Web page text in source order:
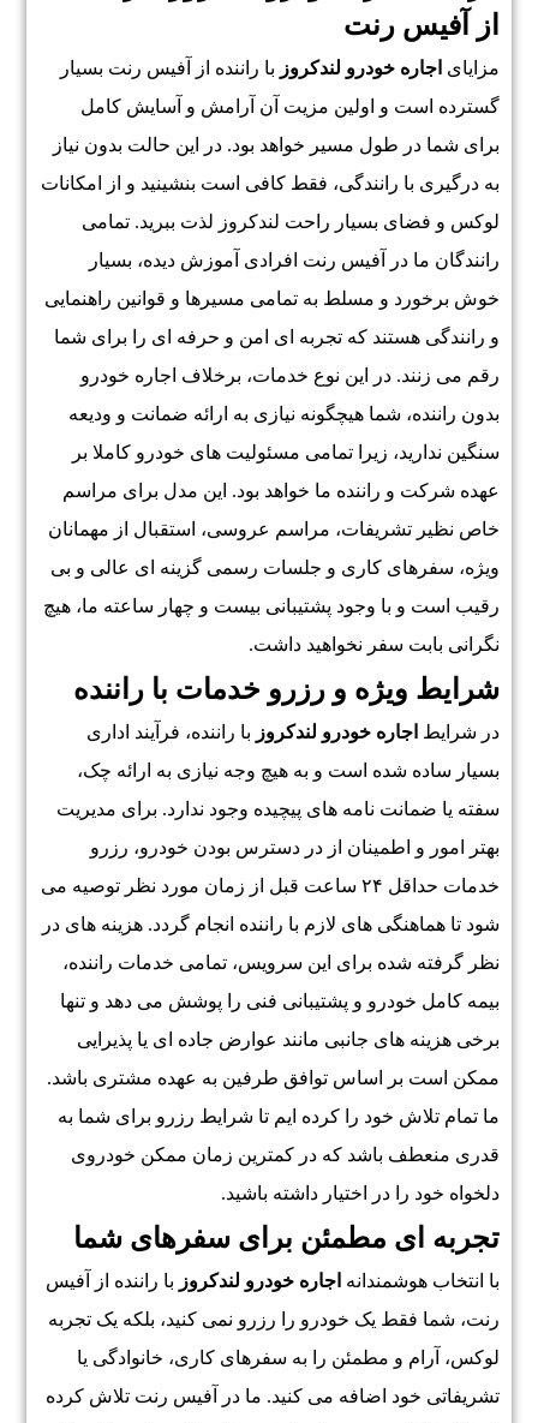
از آفیس رنت
مزایای اجاره خودرو لندکروز با راننده از آفیس رنت بسیار
گسترده است و اولین مزیت آن آرامش و آسایش کامل
برای شما در طول مسیر خواهد بود. در این حالت بدون نیاز
به درگیری با رانندگی، فقط کافی است بنشینید و از امکانات
لوکس و فضای بسیار راحت لندکروز لذت ببرید. تمامی
رانندگان ما در آفیس رنت افرادی آموزش دیده، بسیار
خوش برخورد و مسلط به تمامی مسیرها و قوانین راهنمایی
و رانندگی هستند که تجربه ای امن و حرفه ای را برای شما
رقم می زنند. در این نوع خدمات، برخلاف اجاره خودرو
بدون راننده، شما هیچگونه نیازی به ارائه ضمانت و ودیعه
سنگین ندارید، زیرا تمامی مسئولیت های خودرو کاملا بر
عهده شرکت و راننده ما خواهد بود. این مدل برای مراسم
خاص نظیر تشریفات، مراسم عروسی، استقبال از مهمانان
ویژه، سفرهای کاری و جلسات رسمی گزینه ای عالی و بی
رقیب است و با وجود پشتیبانی بیست و چهار ساعته ما، هیچ
نگرانی بابت سفر نخواهید داشت.
شرایط ویژه و رزرو خدمات با راننده
در شرایط اجاره خودرو لندکروز با راننده، فرآیند اداری
بسیار ساده شده است و به هیچ وجه نیازی به ارائه چک،
سفته یا ضمانت نامه های پیچیده وجود ندارد. برای مدیریت
بهتر امور و اطمینان از در دسترس بودن خودرو، رزرو
خدمات حداقل ۲۴ ساعت قبل از زمان مورد نظر توصیه می
شود تا هماهنگی های لازم با راننده انجام گردد. هزینه های در
نظر گرفته شده برای این سرویس، تمامی خدمات راننده،
بیمه کامل خودرو و پشتیبانی فنی را پوشش می دهد و تنها
برخی هزینه های جانبی مانند عوارض جاده ای یا پذیرایی
ممکن است بر اساس توافق طرفین به عهده مشتری باشد.
ما تمام تلاش خود را کرده ایم تا شرایط رزرو برای شما به
قدری منعطف باشد که در کمترین زمان ممکن خودروی
دلخواه خود را در اختیار داشته باشید.
تجربه ای مطمئن برای سفرهای شما
با انتخاب هوشمندانه اجاره خودرو لندکروز با راننده از آفیس
رنت، شما فقط یک خودرو را رزرو نمی کنید، بلکه یک تجربه
لوکس، آرام و مطمئن را به سفرهای کاری، خانوادگی یا
تشریفاتی خود اضافه می کنید. ما در آفیس رنت تلاش کرده